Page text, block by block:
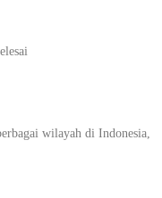
wilayah di Indonesia,